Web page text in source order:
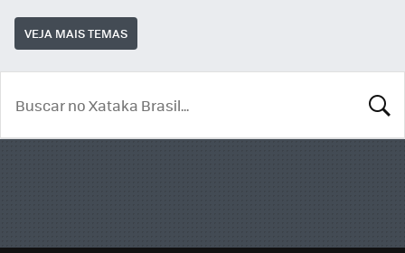
VEJA MAIS TEMAS